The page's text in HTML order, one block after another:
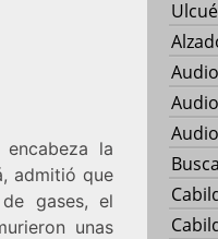
la
admitió que
gases, el
unas
Ulcué